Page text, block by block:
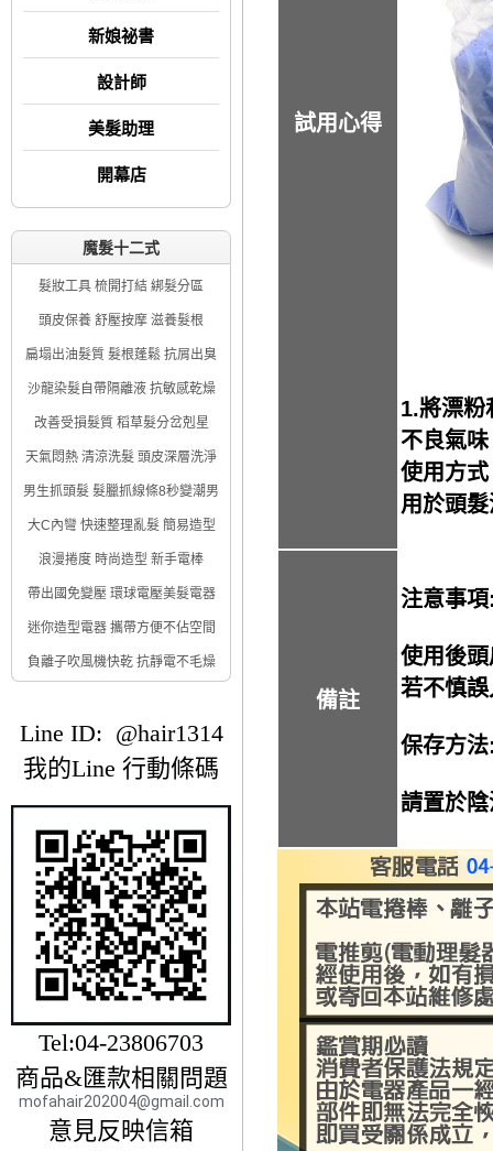
新娘祕書
設計師
美髮助理
開幕店
魔髮十二式
髮妝工具 梳開打結 綁髮分區
頭皮保養 舒壓按摩 滋養髮根
扁塌出油髮質 髮根蓬鬆 抗屑出臭
沙龍染髮自帶隔離液 抗敏感乾燥
改善受損髮質 稻草髮分岔剋星
天氣悶熱 清涼洗髮 頭皮深層洗淨
男生抓頭髮 髮臘抓線條8秒變潮男
大C內彎 快速整理亂髮 簡易造型
浪漫捲度 時尚造型 新手電棒
帶出國免變壓 環球電壓美髮電器
迷你造型電器 攜帶方便不佔空間
負離子吹風機快乾 抗靜電不毛燥
Line ID: @hair1314
我的Line 行動條碼
Tel:04-23806703
商品&匯款相關問題
mofahair202004@gmail.com
意見反映信箱
試用心得
1.將漂粉
不良氣
使用方
用於頭
備註
注意事
使用後
若不慎
保存方
請置於